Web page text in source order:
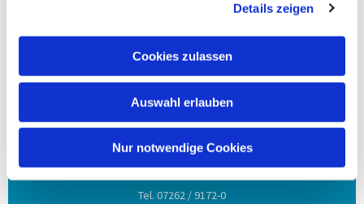
Details zeigen
Cookies zulassen
Auswahl erlauben
Nur notwendige Cookies
Evang. Kirchengemeinde Eppingen
Ludwig-Zorn-Str. 12
Kontakt aufnehmen
Tel. 07262 / 9172-0